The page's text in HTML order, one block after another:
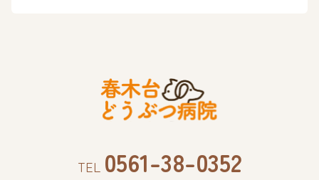
TEL 0561-38-0352